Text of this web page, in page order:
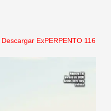
Descargar ExPERPENTO 116